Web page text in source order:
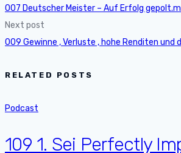
007 Deutscher Meister – Auf Erfolg
Next post
009 Gewinne , Verluste , hohe Renditen und
RELATED POSTS
Podcast
109 1. Sei Perfectly